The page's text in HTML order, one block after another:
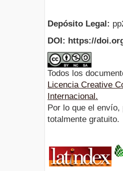
Depósito Legal:
DOI: https://
Todos los
Licencia Creative
Internacional.
Por lo que el
totalmente gratuito.